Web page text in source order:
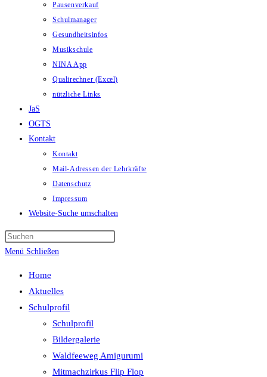
Pausenverkauf
Schulmanager
Gesundheitsinfos
Musikschule
NINA App
Qualirechner (Excel)
nützliche Links
JaS
OGTS
Kontakt
Kontakt
Mail-Adressen der Lehrkräfte
Datenschutz
Impressum
Website-Suche umschalten
Menü Schließen
Home
Aktuelles
Schulprofil
Schulprofil
Bildergalerie
Waldfeeweg Amigurumi
Mitmachzirkus Flip Flop